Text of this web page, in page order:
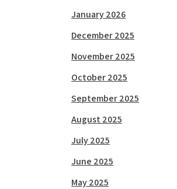
January 2026
December 2025
November 2025
October 2025
September 2025
August 2025
July 2025
June 2025
May 2025